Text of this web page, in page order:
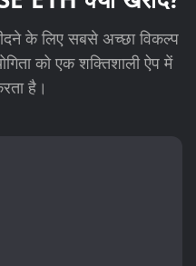
के लिए सबसे अच्छा विकल्प
को एक शक्तिशाली ऐप में
है।